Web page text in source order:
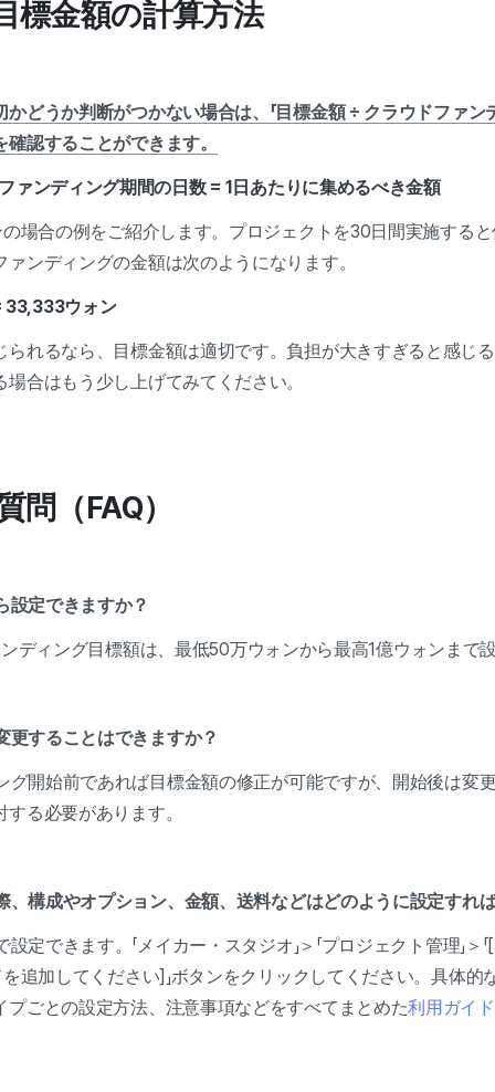
標金額の計算方法
どうか判断がつかない場合は、「目標金額 ÷ クラウドファン
認することができます。
ァンディング期間の日数 = 1日あたりに集めるべき金額
場合の例をご紹介します。プロジェクトを30日間実施する
ンディングの金額は次のようになります。
ウォン
られるなら、目標金額は適切です。負担が大きすぎると感じ
合はもう少し上げてみてください。
（FAQ）
設定できますか？
ディング目標額は、最低50万ウォンから最高1億ウォンまで
更することはできますか？
グ開始前であれば目標金額の修正が可能ですが、開始後は変
る必要があります。
、構成やオプション、金額、送料などはどのように設定すれ
定できます。「メイカー・スタジオ」＞「プロジェクト管理」＞
を追加してください]」ボタンをクリックしてください。具体的
プごとの設定方法、注意事項などをすべてまとめた利用ガイ